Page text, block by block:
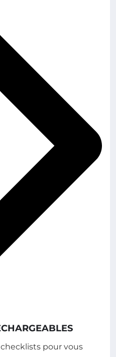
pour vous